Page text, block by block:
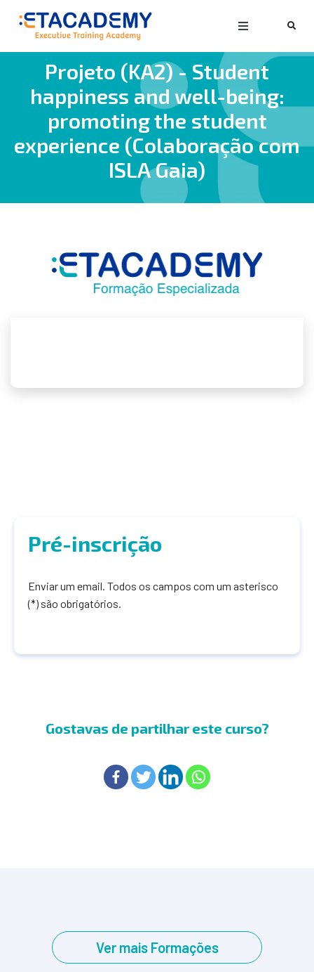
Projeto (KA2) - Student
happiness and well-being:
promoting the student
experience (Colaboração com
ISLA Gaia)
Pré-inscrição
Enviar um email. Todos os campos com um asterisco
(*) são obrigatórios.
Gostavas de partilhar este curso?
Ver mais Formações